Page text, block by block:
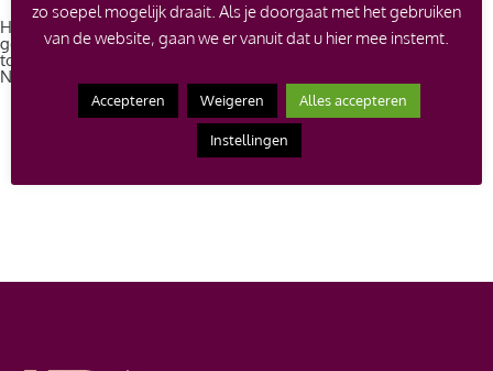
Handgemaakte 18 karaat
gouden ring in met groene
toermalijn – Midsummer
Night`s Dream
Handgemaakte 18 karaat rosé
gouden ring met groene
€ 1,295.00
zo soepel mogelijk draait. Als je doorgaat met het gebruiken
van de website, gaan we er vanuit dat u hier mee instemt.
Accepteren Weigeren Alles accepteren
Instellingen